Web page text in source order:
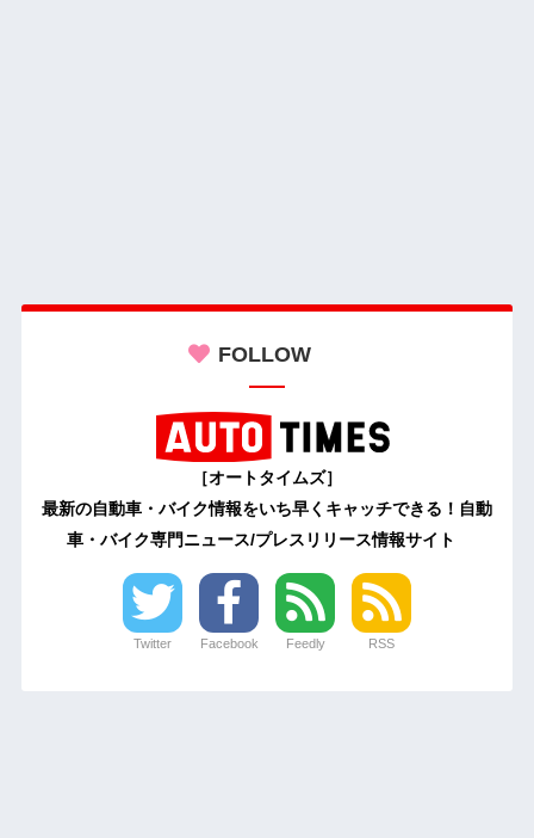
FOLLOW
［オートタイムズ］
最新の自動車・バイク情報をいち早くキャッチできる！自動
車・バイク専門ニュース/プレスリリース情報サイト
Twitter Facebook Feedly RSS